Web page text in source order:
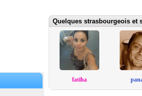
Quelques strasbourgeois et
fatiha